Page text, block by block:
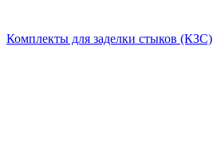
Комплекты для заделки стыков (КЗС)